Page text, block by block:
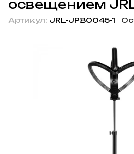
освещением
Артикул: JRL-JPB0045-1